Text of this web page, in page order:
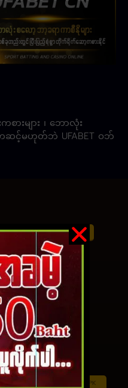
စားများ ၊ ဘောလုံး
တဆင့်မဟုတ်ဘဲ UFABET ဝဘ်
Online ငါး ဂိမ်း apk
Mee ငါး ပစ် ဂိမ်း
ufabet888
ကာစီနို ဂိမ်း
း ကျွဲ စလော့ဂိမ်း
ေ အကောင် ဆုံး
ဂိမ်း link
း ပိုက်ဆံ ရ စလော့ဂိမ်း APK